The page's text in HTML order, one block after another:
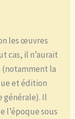
les œuvres
cas, il n’aurait
(notamment la
et édition
générale). Il
l’époque sous